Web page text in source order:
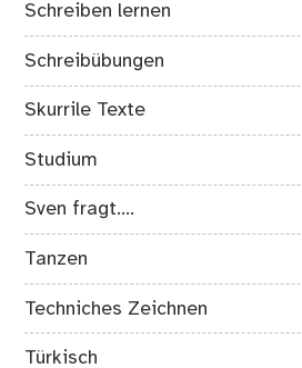
Schreiben lernen
Schreibübungen
Skurrile Texte
Studium
Sven fragt….
Tanzen
Techniches Zeichnen
Türkisch